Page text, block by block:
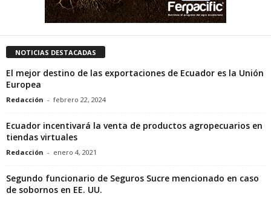
NOTICIAS DESTACADAS
El mejor destino de las exportaciones de Ecuador es la Unión
Europea
Redacción - febrero 22, 2024
Ecuador incentivará la venta de productos agropecuarios en
tiendas virtuales
Redacción - enero 4, 2021
Segundo funcionario de Seguros Sucre mencionado en caso
de sobornos en EE. UU.